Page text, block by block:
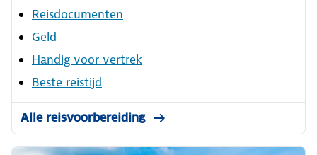
Reisdocumenten
Geld
Handig voor vertrek
Beste reistijd
Alle reisvoorbereiding